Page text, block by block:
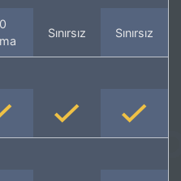
Sınırsız Sınırsız